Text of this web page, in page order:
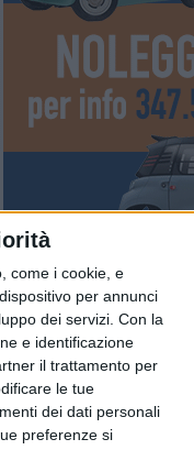
come i cookie, e
per annunci
dei servizi. Con la
e identificazione
il trattamento per
le tue
dei dati personali
preferenze si
PIÙ LETTI QUESTA SETTIMANA
MARTEDÌ 4 AGOSTO
Basilicata:
bollo auto
LUNEDÌ 3 AGOSTO
Basilicata: passata
VENERDÌ 31 LUGLIO